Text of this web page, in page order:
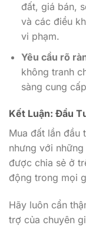
đất, giá bán,
và các điều
vi phạm.
Yêu cầu rõ
không tranh
sàng cung
Kết Luận: Đầu
Mua đất lần đầu
nhưng với những
được chia sẻ ở
động trong mọi
Hãy luôn cẩn
trợ của chuyên